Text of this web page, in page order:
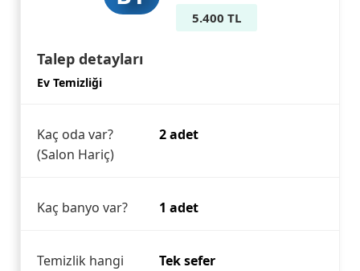
5.400 TL
Talep detayları
Ev Temizliği
Kaç oda var?
(Salon Hariç)
2 adet
Kaç banyo var? 1 adet
Temizlik hangi
Tek sefer